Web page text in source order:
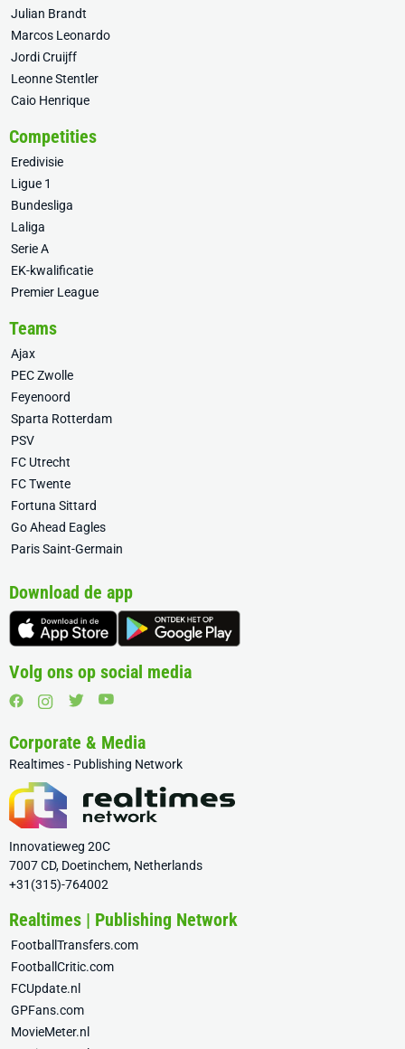
Julian Brandt
Marcos Leonardo
Jordi Cruijff
Leonne Stentler
Caio Henrique
Competities
Eredivisie
Ligue 1
Bundesliga
Laliga
Serie A
EK-kwalificatie
Premier League
Teams
Ajax
PEC Zwolle
Feyenoord
Sparta Rotterdam
PSV
FC Utrecht
FC Twente
Fortuna Sittard
Go Ahead Eagles
Paris Saint-Germain
Download de app
Volg ons op social media
Corporate & Media
Realtimes - Publishing Network
Innovatieweg 20C
7007 CD, Doetinchem, Netherlands
+31(315)-764002
Realtimes | Publishing Network
FootballTransfers.com
FootballCritic.com
FCUpdate.nl
GPFans.com
MovieMeter.nl